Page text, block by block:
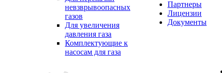
невзврывоопасных
газов
Для увеличения
давления газа
Комплектующие к
насосам для газа
Партнеры
Лицензии
Документы